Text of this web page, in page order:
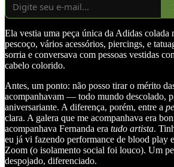
Ela vestia uma peça única da Adidas
pescoço, vários acessórios, piercings, e
sorria e conversava com pessoas vestidas
cabelo colorido.
Antes, um ponto: não posso tirar o mérito
acompanhavam — todo mundo descolado,
aniversariante. A diferença, porém, entre a
clara. A galera que me acompanhava era
acompanhava Fernanda era tudo artista.
eu já vi fazendo performance de blood play
Zoom (o isolamento social foi louco). Um
despojado, diferenciado.